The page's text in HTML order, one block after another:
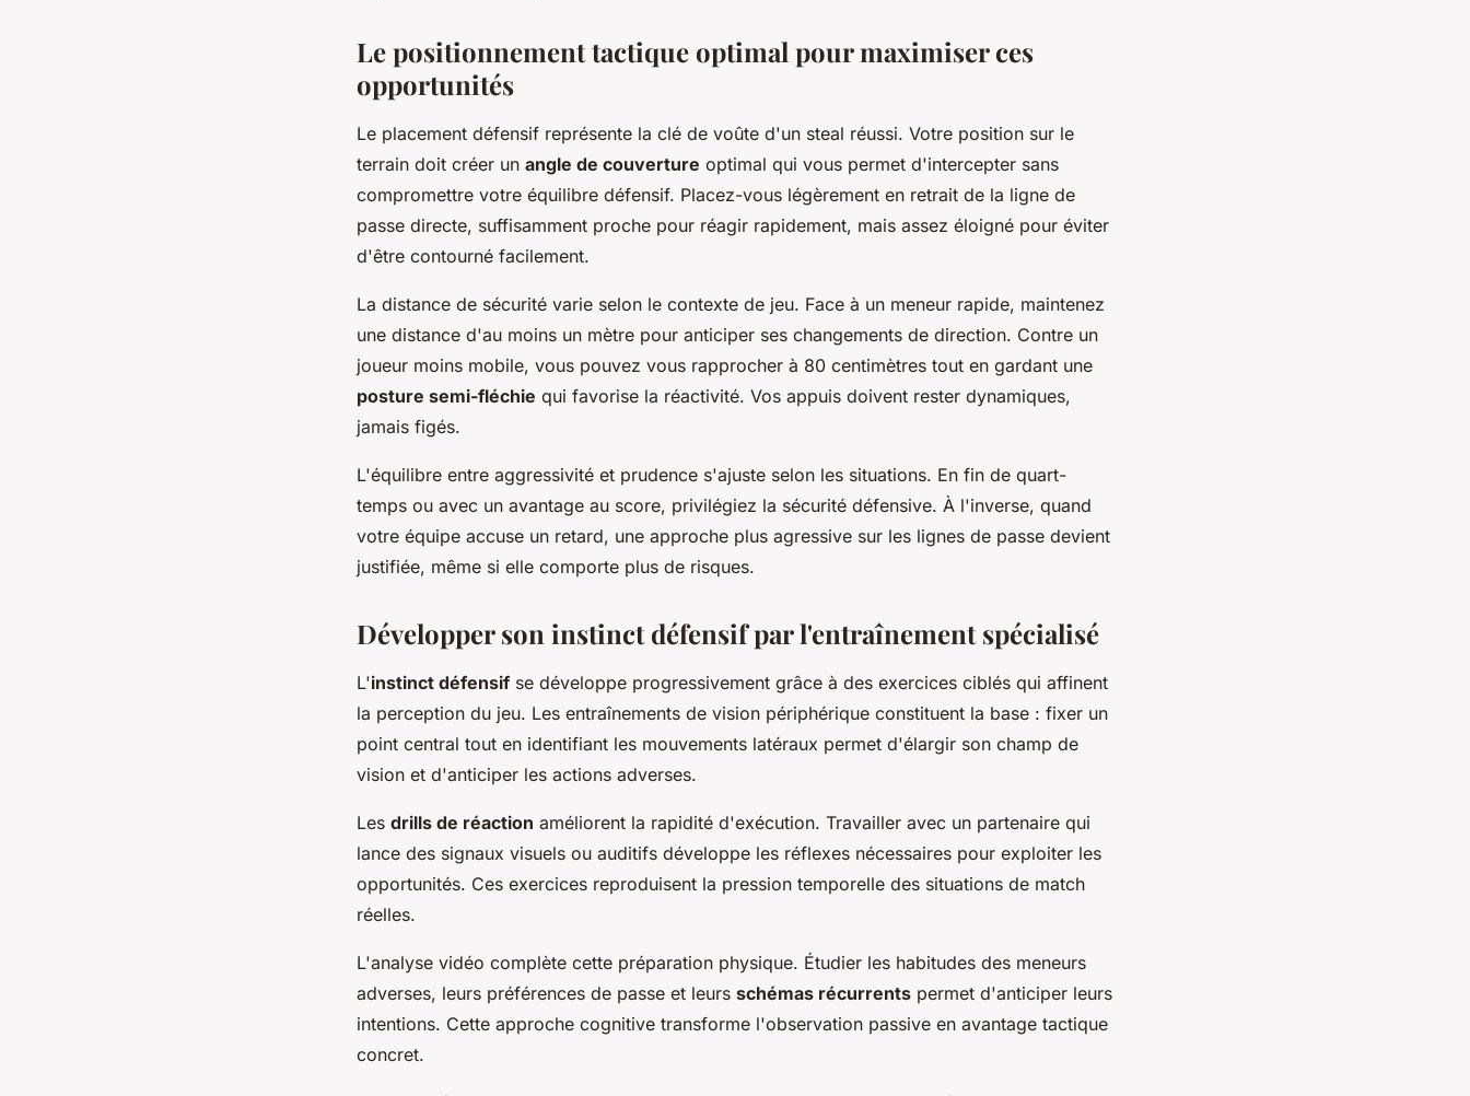
Le positionnement tactique optimal pour maximiser ces
opportunités
Le placement défensif représente la clé de voûte d'un steal réussi. Votre position sur le
terrain doit créer un angle de couverture optimal qui vous permet d'intercepter sans
compromettre votre équilibre défensif. Placez-vous légèrement en retrait de la ligne de
passe directe, suffisamment proche pour réagir rapidement, mais assez éloigné pour éviter
d'être contourné facilement.
La distance de sécurité varie selon le contexte de jeu. Face à un meneur rapide, maintenez
une distance d'au moins un mètre pour anticiper ses changements de direction. Contre un
joueur moins mobile, vous pouvez vous rapprocher à 80 centimètres tout en gardant une
posture semi-fléchie qui favorise la réactivité. Vos appuis doivent rester dynamiques,
jamais figés.
L'équilibre entre aggressivité et prudence s'ajuste selon les situations. En fin de quart-
temps ou avec un avantage au score, privilégiez la sécurité défensive. À l'inverse, quand
votre équipe accuse un retard, une approche plus agressive sur les lignes de passe devient
justifiée, même si elle comporte plus de risques.
Développer son instinct défensif par l'entraînement spécialisé
L'instinct défensif se développe progressivement grâce à des exercices ciblés qui affinent
la perception du jeu. Les entraînements de vision périphérique constituent la base : fixer un
point central tout en identifiant les mouvements latéraux permet d'élargir son champ de
vision et d'anticiper les actions adverses.
Les drills de réaction améliorent la rapidité d'exécution. Travailler avec un partenaire qui
lance des signaux visuels ou auditifs développe les réflexes nécessaires pour exploiter les
opportunités. Ces exercices reproduisent la pression temporelle des situations de match
réelles.
L'analyse vidéo complète cette préparation physique. Étudier les habitudes des meneurs
adverses, leurs préférences de passe et leurs schémas récurrents permet d'anticiper leurs
intentions. Cette approche cognitive transforme l'observation passive en avantage tactique
concret.